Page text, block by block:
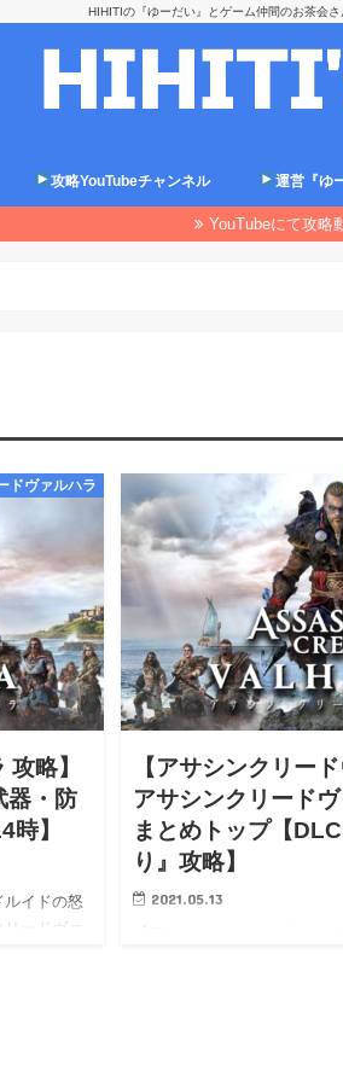
HIHITIの『ゆーだい』とゲーム仲間のお茶会
攻略YouTubeチャンネル 運営『ゆ
YouTubeにて攻略
ドヴァルハラ
略】
器・防
】
ルイドの怒
ードヴァ
【アサシンクリー
アサシンクリード
まとめトップ【
り』攻略】
2021.05.13